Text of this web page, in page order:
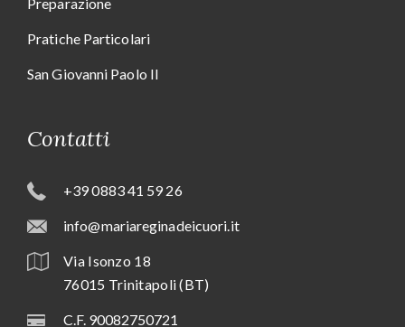
Pratiche Particolari
San Giovanni Paolo II
Contatti
+39 0883 41 59 26
info@mariareginadeicuori.it
Via Isonzo 18
76015 Trinitapoli (BT)
C.F. 90082750721